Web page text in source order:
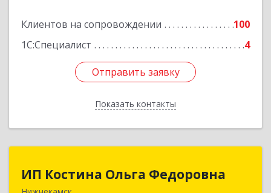
Клиентов на сопровождении
100
1С:Специалист
4
Отправить заявку
Показать контакты
Подробнее
Отправить заявку
Назад
ИП Костина Ольга Федоровна